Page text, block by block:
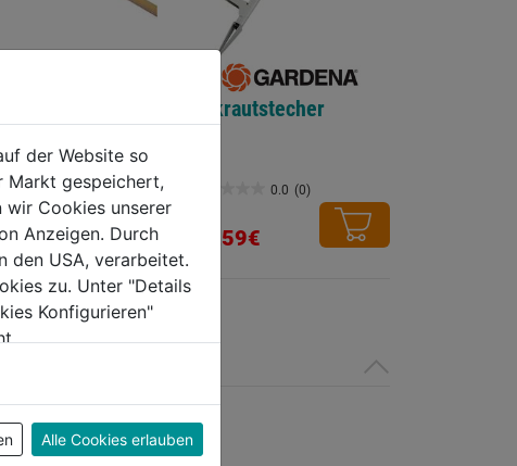
4.0 (1)
Unkrautstecher
0.0 (0)
49,59€
der Website so
Markt gespeichert,
wir Cookies unserer
Anzeigen. Durch
den USA, verarbeitet.
zu. Unter "Details
Konfigurieren"
Alle Cookies erlauben